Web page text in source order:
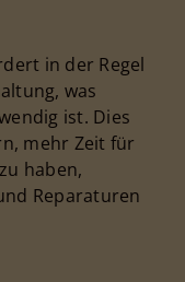
in der Regel
was
ist. Dies
mehr Zeit für
haben,
Reparaturen